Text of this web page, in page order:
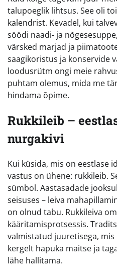
talupoeglik lihtsus. See oli
kalendrist. Kevadel, kui
söödi naadi- ja
värsked marjad ja
saagikoristus ja konservide
loodusrütm ongi meie
puhtam olemus, mida me
hindama õpime.
Rukkileib –
nurgakivi
Kui küsida, mis on eestlase
vastus on ühene: rukkileib.
sümbol. Aastasadade
seisuses – leiva
on olnud tabu. Rukkileiva
kääritamisprotsessis.
valmistatud juuretisega, mis
kergelt hapuka maitse ja
lähe hallitama.